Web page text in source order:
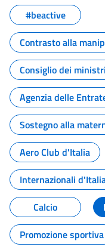
#beactive
Contrasto alla
Consiglio dei ministri
Agenzia delle
Sostegno alla
Aero Club d'Italia
Internazionali
Calcio
Promozione sportiva